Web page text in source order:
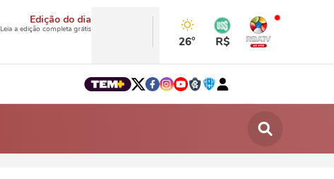
Edição do dia
Leia a edição completa grátis
26° R$